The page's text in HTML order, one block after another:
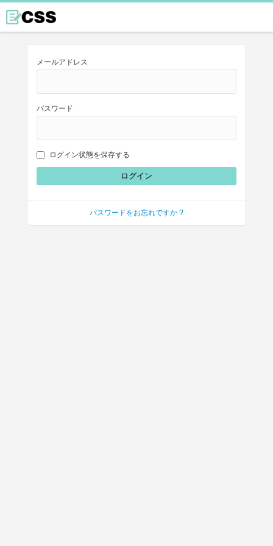
メールアドレス
パスワード
ログイン状態を保存する
パスワードをお忘れですか ?